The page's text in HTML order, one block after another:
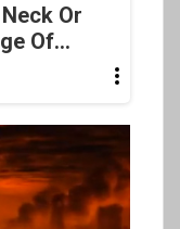
Or
Of...